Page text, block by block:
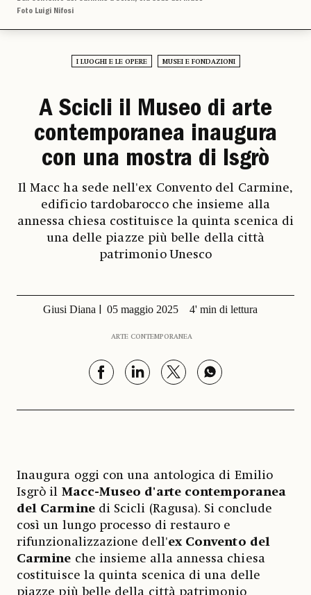
Foto Luigi Nifosi
I LUOGHI E LE OPERE MUSEI E FONDAZIONI
A Scicli il Museo di arte
contemporanea inaugura
con una mostra di Isgrò
Il Macc ha sede nell'ex Convento del Carmine,
edificio tardobarocco che insieme alla
annessa chiesa costituisce la quinta scenica di
una delle piazze più belle della città
patrimonio Unesco
Giusi Diana 05 maggio 2025 4' min di lettura
ARTE CONTEMPORANEA
Inaugura oggi con una antologica di Emilio
Isgrò il Macc-Museo d'arte contemporanea
del Carminedi Scicli (Ragusa). Si conclude
così un lungo processo di restauro e
rifunzionalizzazione dell'ex Convento del
Carmine che insieme alla annessa chiesa
costituisce la quinta scenica di una delle
piazze più belle della città patrimonio